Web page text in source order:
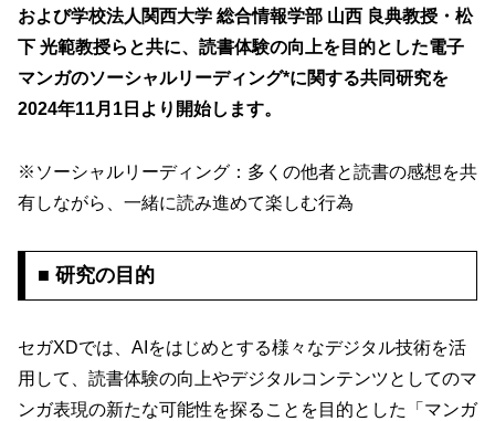
および学校法人関西大学 総合情報学部 山西 良典教授・松
下 光範教授らと共に、読書体験の向上を目的とした電子
マンガのソーシャルリーディング*に関する共同研究を
2024年11月1日より開始します。
※ソーシャルリーディング：多くの他者と読書の感想を共
有しながら、一緒に読み進めて楽しむ行為
■ 研究の目的
セガXDでは、AIをはじめとする様々なデジタル技術を活
用して、読書体験の向上やデジタルコンテンツとしてのマ
ンガ表現の新たな可能性を探ることを目的とした「マンガ